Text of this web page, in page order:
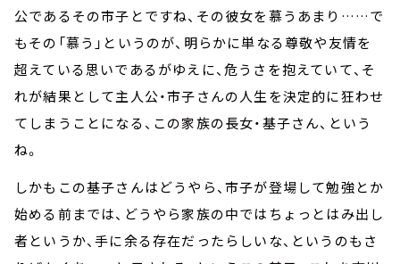
公であるその市子とですね、その彼女を慕うあまり……で
もその「慕う」というのが、明らかに単なる尊敬や友情を
超えている思いであるがゆえに、危うさを抱えていて、そ
れが結果として主人公・市子さんの人生を決定的に狂わせ
てしまうことになる、この家族の長女・基子さん、という
ね。
しかもこの基子さんはどうやら、市子が登場して勉強とか
始める前までは、どうやら家族の中ではちょっとはみ出し
者というか、手に余る存在だったらしいな、というのもさ